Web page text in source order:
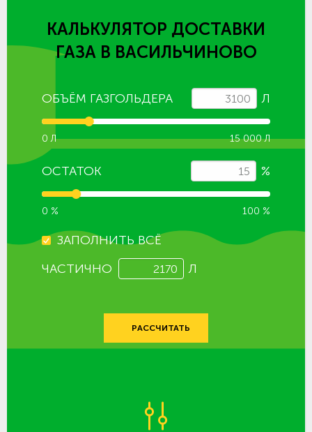
КАЛЬКУЛЯТОР ДОСТАВКИ
ГАЗА В ВАСИЛЬЧИНОВО
ОБЪЁМ ГАЗГОЛЬДЕРА Л
0 Л 15 000 Л
ОСТАТОК %
0 % 100 %
ЗАПОЛНИТЬ ВСЁ
ЧАСТИЧНО
Л
РАССЧИТАТЬ